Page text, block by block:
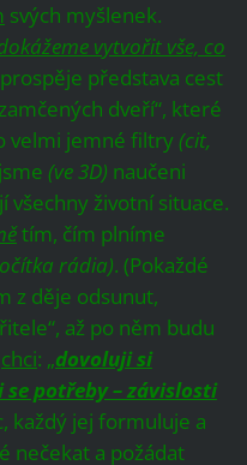
svých myšlenek.
vytvořit vše, co
představa cest
dveří“, které
velmi jemné filtry(cit,
(ve 3D) naučeni
všechny životní situace.
tím, čím plníme
rádia). (Pokaždé
z děje odsunut,
až po něm budu
chci: „dovoluji si
se potřeby – závislosti
každý jej formuluje a
nečekat a požádat